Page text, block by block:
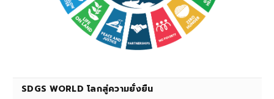
SDGS WORLD โลกสู่ความยั่งยืน